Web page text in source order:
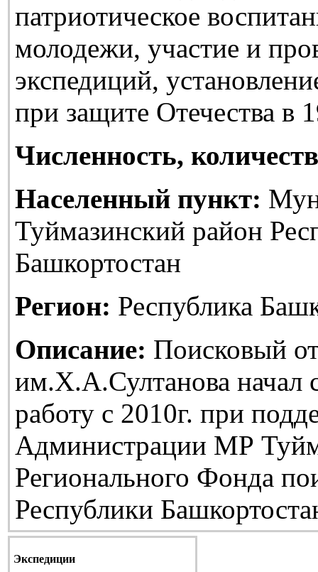
патриотическое
молодежи, участие и
экспедиций,
при защите Отечества в
Численность,
Населенный пункт:
Туймазинский район
Башкортостан
Регион: Республика
Описание: Поисковый
им.Х.А.Султанова начал
работу с 2010г. при
Администрации МР
Регионального Фонда
Республики
Экспедиции